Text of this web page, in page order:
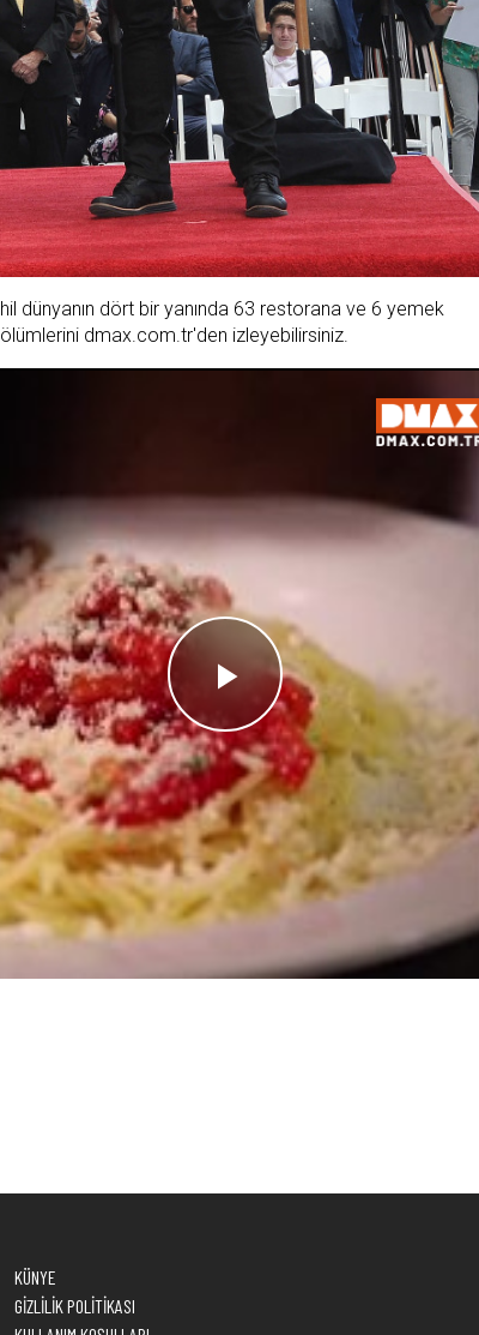
dünyanın dört bir yanında 63 restorana ve 6 yemek
dmax.com.tr'den izleyebilirsiniz.
Videoyu
Oynat
KÜNYE
GİZLİLİK POLİTİKASI